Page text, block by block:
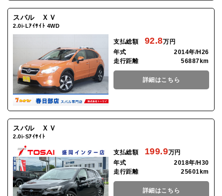
スバル ＸＶ
2.0i-Lｱｲｻｲﾄ 4WD
支払総額 92.8万円
年式
2014年/H26
走行距離
56887km
詳細はこちら
スバル ＸＶ
2.0i-Sｱｲｻｲﾄ
支払総額 199.9万円
年式
2018年/H30
走行距離
25601km
詳細はこちら